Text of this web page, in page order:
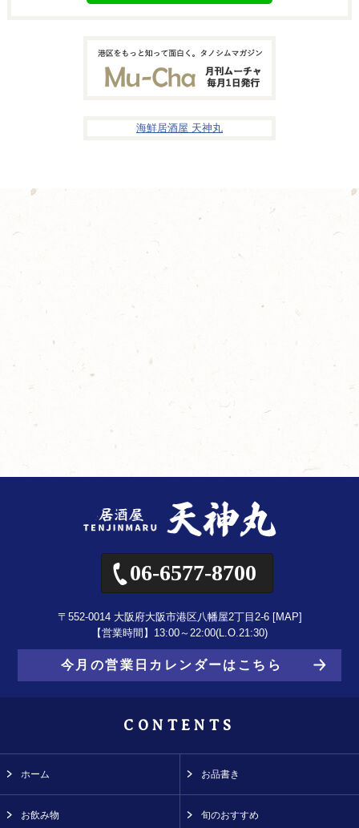
海鮮居酒屋 天神丸
06-6577-8700
〒552-0014 大阪府大阪市港区八幡屋2丁目2-6 [MAP]
【営業時間】13:00～22:00(L.O.21:30)
今月の営業日カレンダーはこちら
CONTENTS
ホーム お品書き
お飲み物 旬のおすすめ